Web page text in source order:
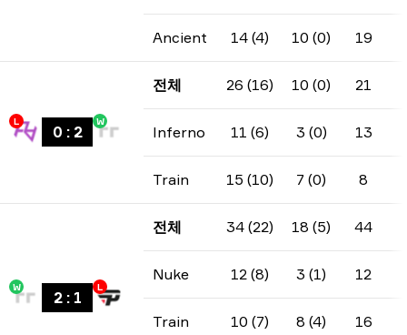
Ancient 14 (4) 10 (0) 19
L
0 : 2
W
전체 26 (16) 10 (0) 21
Inferno 11 (6) 3 (0) 13
Train 15 (10) 7 (0) 8
W
2: 1
L
전체 34 (22) 18 (5) 44
Nuke 12 (8) 3 (1) 12
Train 10 (7) 8 (4) 16